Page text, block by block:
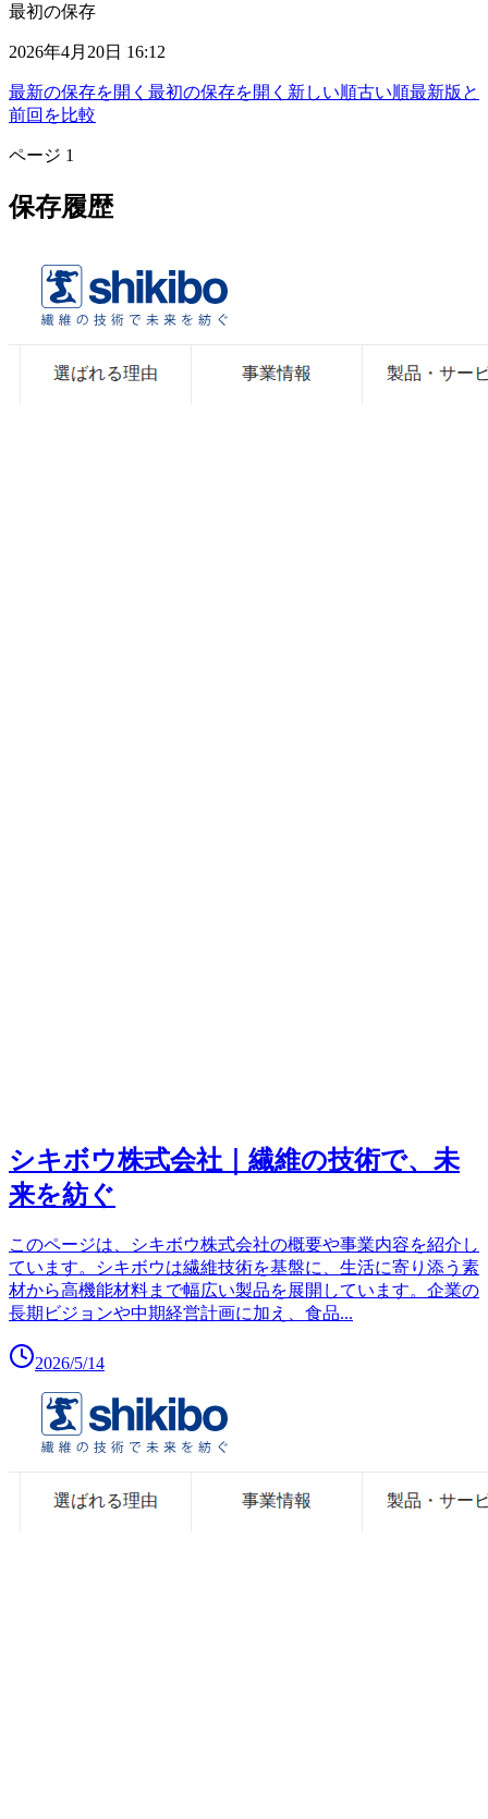
最初の保存
2026年4月20日 16:12
最新の保存を開く 最初の保存を開く 新しい順古い順最新版と
前回を比較
ページ 1
保存履歴
シキボウ株式会社｜繊維の技術で、未
来を紡ぐ
このページは、シキボウ株式会社の概要や事業内容を紹介し
ています。シキボウは繊維技術を基盤に、生活に寄り添う素
材から高機能材料まで幅広い製品を展開しています。企業の
長期ビジョンや中期経営計画に加え、食品...
2026/5/14